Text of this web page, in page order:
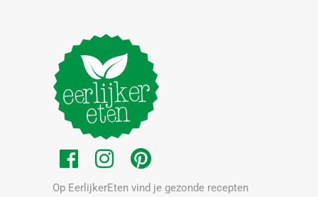
Op EerlijkerEten vind je gezonde recepten